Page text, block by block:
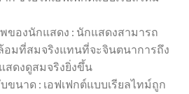
ของนักแสดง : นักแสดงสามารถ
มที่สมจริงแทนที่จะจินตนาการถึง
สดงดูสมจริงยิ่งขึ้น
นาด : เอฟเฟกต์แบบเรียลไทม์ถูก